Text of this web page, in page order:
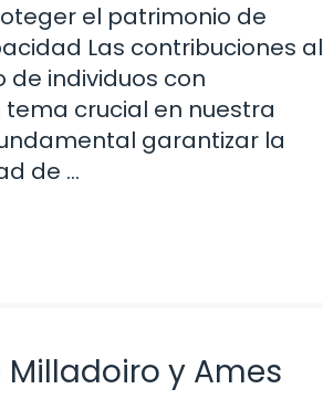
el patrimonio de
Las contribuciones al
individuos con
crucial en nuestra
garantizar la
de …
y Ames